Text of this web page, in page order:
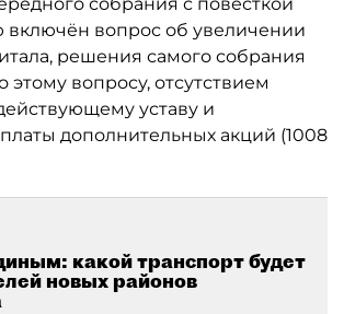
включён вопрос об увеличении
решения самого собрания
этому вопросу, отсутствием
уставу и
дополнительных акций (1008
какой транспорт будет
новых районов